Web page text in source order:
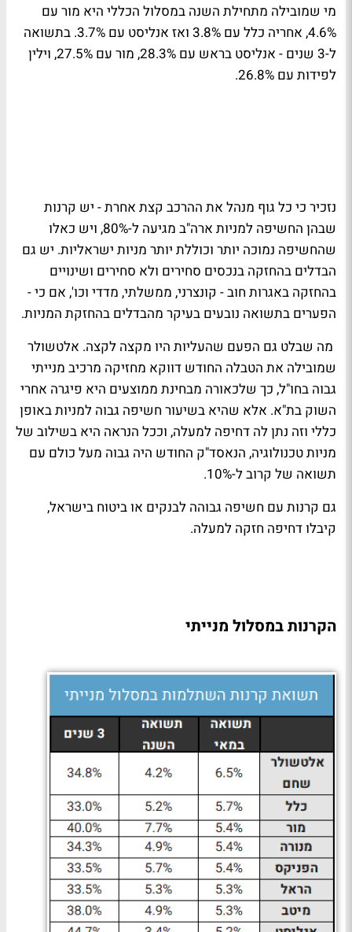
מי שמובילה מתחילת השנה במסלול הכללי היא מור עם
4.6%, אחריה כלל עם 3.8% ואז אנליסט עם 3.7%. בתשואה
ל-3 שנים - אנליסט בראש עם 28.3%, מור עם 27.5%, וילין
לפידות עם 26.8%.
נזכיר כי כל גוף מנהל את ההרכב קצת אחרת - יש קרנות
שבהן החשיפה למניות ארה"ב מגיעה ל-80%, ויש כאלו
שהחשיפה נמוכה יותר וכוללת יותר מניות ישראליות. יש גם
הבדלים בהחזקה בנכסים סחירים ולא סחירים ושינויים
בהחזקה באגרות חוב - קונצרני, ממשלתי, מדדי וכו', אם כי -
הפערים בתשואה נובעים בעיקר מהבדלים בהחזקת המניות.
מה שבלט גם הפעם שהעליות היו מקצה לקצה. אלטשולר
שמובילה את הטבלה החודש דווקא מחזיקה מרכיב מנייתי
גבוה בחו"ל, כך שלכאורה מבחינת ממוצעים היא פיגרה אחרי
השוק בת"א. אלא שהיא בשיעור חשיפה גבוה למניות באופן
כללי וזה נתן לה דחיפה למעלה, וככל הנראה היא בשילוב של
מניות טכנולוגיה, הנאסד"ק החודש היה גבוה מעל כולם עם
תשואה של קרוב ל-10%.
גם קרנות עם חשיפה גבוהה לבנקים או ביטוח בישראל,
קיבלו דחיפה חזקה למעלה.
הקרנות במסלול מנייתי